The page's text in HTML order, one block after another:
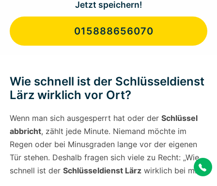
Jetzt speichern!
015888656070
Wie schnell ist der Schlüsseldienst
Lärz wirklich vor Ort?
Wenn man sich ausgesperrt hat oder der Schlüssel
abbricht, zählt jede Minute. Niemand möchte im
Regen oder bei Minusgraden lange vor der eigenen
Tür stehen. Deshalb fragen sich viele zu Recht: „Wie
schnell ist der Schlüsseldienst Lärz wirklich bei mir?“